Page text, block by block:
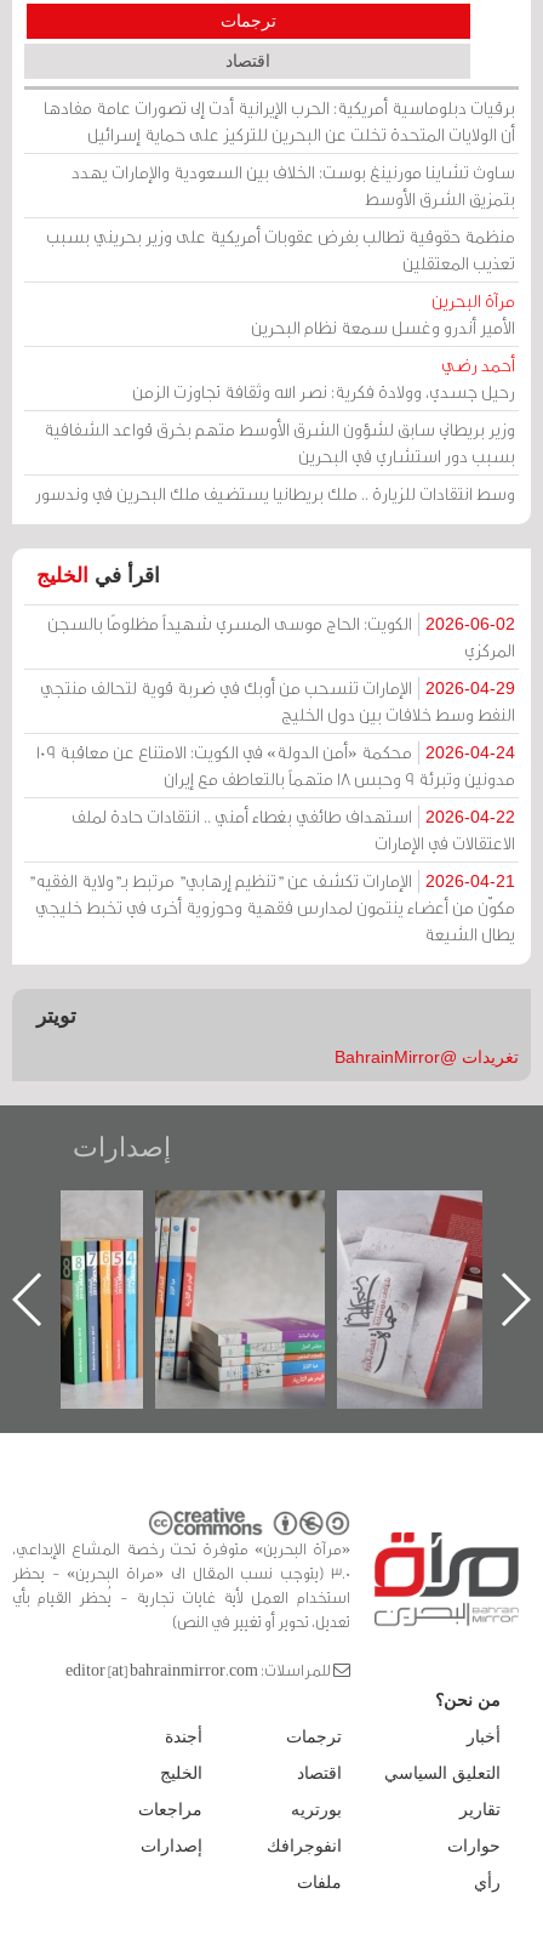
ترجمات
اقتصاد
برقيات دبلوماسية أمريكية: الحرب الإيرانية أدت إلى تصورات عامة مفادها
أن الولايات المتحدة تخلت عن البحرين للتركيز على حماية إسرائيل
ساوث تشاينا مورنينغ بوست: الخلاف بين السعودية والإمارات يهدد
بتمزيق الشرق الأوسط
منظمة حقوقية تطالب بفرض عقوبات أمريكية على وزير بحريني بسبب
تعذيب المعتقلين
مرآة البحرين
الأمير أندرو وغسل سمعة نظام البحرين
أحمد رضي
رحيل جسدي، وولادة فكرية: نصر الله وثقافة تجاوزت الزمن
وزير بريطاني سابق لشؤون الشرق الأوسط متهم بخرق قواعد الشفافية
بسبب دور استشاري في البحرين
وسط انتقادات للزيارة .. ملك بريطانيا يستضيف ملك البحرين في وندسور
اقرأ في الخليج
2026-06-02
الكويت: الحاج موسى المسري شهيداً مظلومًا بالسجن
المركزي
2026-04-29
الإمارات تنسحب من أوبك في ضربة قوية لتحالف منتجي
النفط وسط خلافات بين دول الخليج
2026-04-24
محكمة «أمن الدولة» في الكويت: الامتناع عن معاقبة 109
مدونين وتبرئة 9 وحبس 18 متهماً بالتعاطف مع إيران
2026-04-22
استهداف طائفي بغطاء أمني .. انتقادات حادة لملف
الاعتقالات في الإمارات
2026-04-21
الإمارات تكشف عن "تنظيم إرهابي" مرتبط بـ"ولاية الفقيه"
مكوّن من أعضاء ينتمون لمدارس فقهية وحوزوية أخرى في تخبط خليجي
يطال الشيعة
تويتر
تغريدات @BahrainMirror
إصدارات
تصنيف موضوعي
للوثائق البريطانية
يقدمه «مركز أوال»
كتب
"مرآة البحرين"
تصدر حصاد
الساحات 2019
جديدة
عسكري
«مرآة
«مرآة البحرين» متوفرة تحت رخصة المشاع الإبداعي،
3.0 (يتوجب نسب المقال الى «مراة البحرين» - يحظر
استخدام العمل لأية غايات تجارية - يُحظر القيام بأي
تعديل، تحوير أو تغيير في النص)
للمراسلات: editor [at] bahrainmirror.com
من نحن؟
أخبار
التعليق السياسي
تقارير
حوارات
رأي
ترجمات
اقتصاد
بورتريه
انفوجرافك
ملفات
أجندة
الخليج
مراجعات
إصدارات